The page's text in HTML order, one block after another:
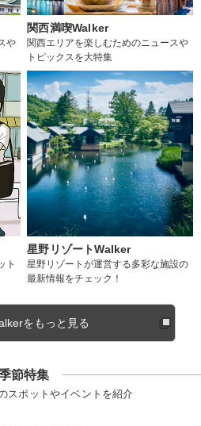
や
関西満喫Walker
関西エリアを楽しむためのニュースや
トピックスを大特集
ト
星野リゾートWalker
星野リゾートが運営する多彩な施設の
最新情報をチェック！
をもっと見る
節特集
スポットやイベントを紹介